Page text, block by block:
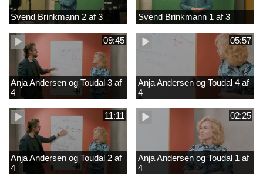
Svend Brinkmann 2 af 3 Svend Brinkmann 1 af 3
09:45
Anja Andersen og Toudal 3 af
4
05:57
Anja Andersen og Toudal 4 af
4
11:11
Anja Andersen og Toudal 2 af
4
02:25
Anja Andersen og Toudal 1 af
4